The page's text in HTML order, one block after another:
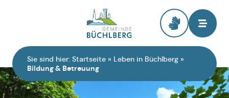
Sie sind hier: Startseite » Leben in Büchlberg »
Bildung & Betreuung